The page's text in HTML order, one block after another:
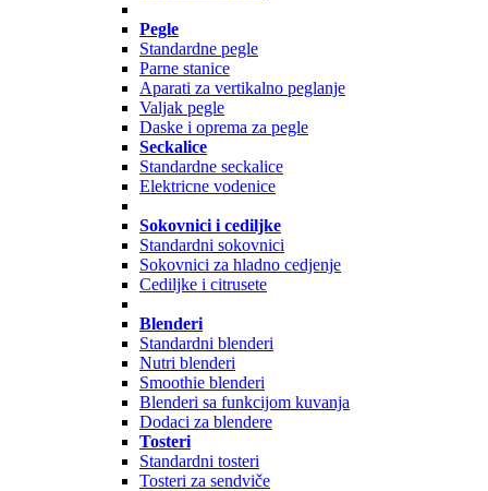
Pegle
Standardne pegle
Parne stanice
Aparati za vertikalno peglanje
Valjak pegle
Daske i oprema za pegle
Seckalice
Standardne seckalice
Elektricne vodenice
Sokovnici i cediljke
Standardni sokovnici
Sokovnici za hladno cedjenje
Cediljke i citrusete
Blenderi
Standardni blenderi
Nutri blenderi
Smoothie blenderi
Blenderi sa funkcijom kuvanja
Dodaci za blendere
Tosteri
Standardni tosteri
Tosteri za sendviče